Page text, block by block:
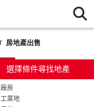
選擇條件尋找地產
廠房
工業地
房地產出售